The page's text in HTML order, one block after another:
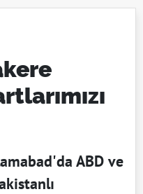
ABD ve